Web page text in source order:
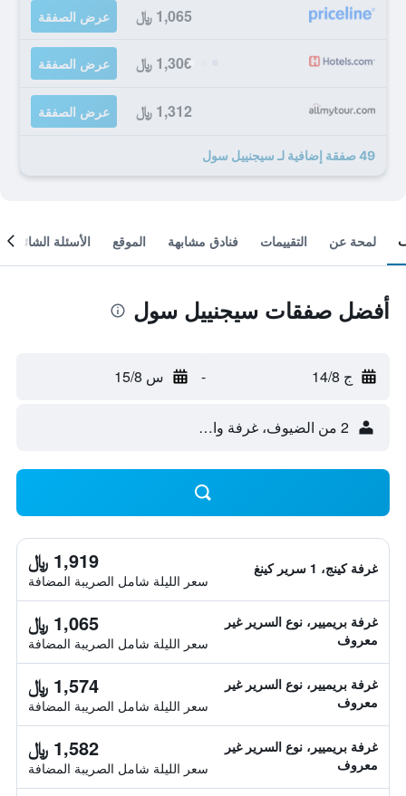
1,065 ﷼ عرض الصفقة
1,306 ﷼ عرض الصفقة
1,312 ﷼ عرض الصفقة
49 صفقة إضافية لـ سيجنييل سول
لمحة عن التقييمات فنادق مشابهة الموقع الأسئلة الشائعة
أفضل صفقات سيجنييل سول
ج 14/8 - س 15/8
2 من الضيوف، غرفة واحدة
غرفة كينج، 1 سرير كينغ 1,919 ﷼
سعر الليلة شامل الصريبة المضافة
غرفة بريميير، نوع السرير غير
معروف
1,065 ﷼
سعر الليلة شامل الصريبة المضافة
غرفة بريميير، نوع السرير غير
معروف
1,574 ﷼
سعر الليلة شامل الصريبة المضافة
غرفة بريميير، نوع السرير غير
معروف
1,582 ﷼
سعر الليلة شامل الصريبة المضافة